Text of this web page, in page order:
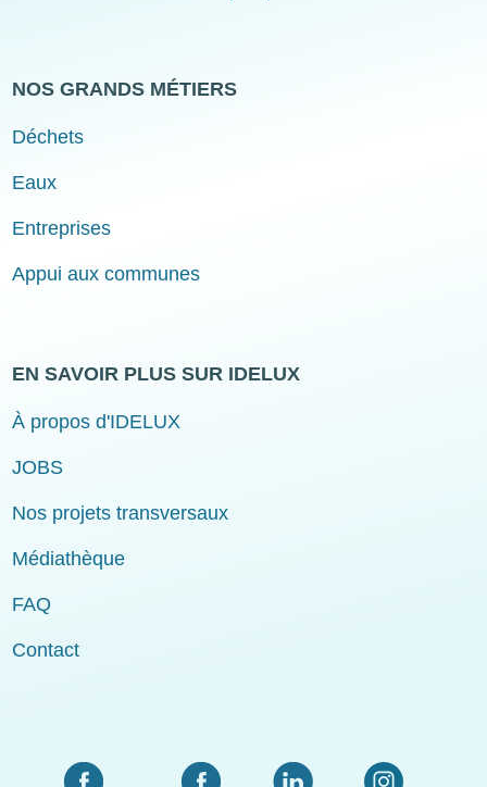
NOS GRANDS MÉTIERS
Déchets
Eaux
Entreprises
Appui aux communes
EN SAVOIR PLUS SUR IDELUX
À propos d'IDELUX
JOBS
Nos projets transversaux
Médiathèque
FAQ
Contact